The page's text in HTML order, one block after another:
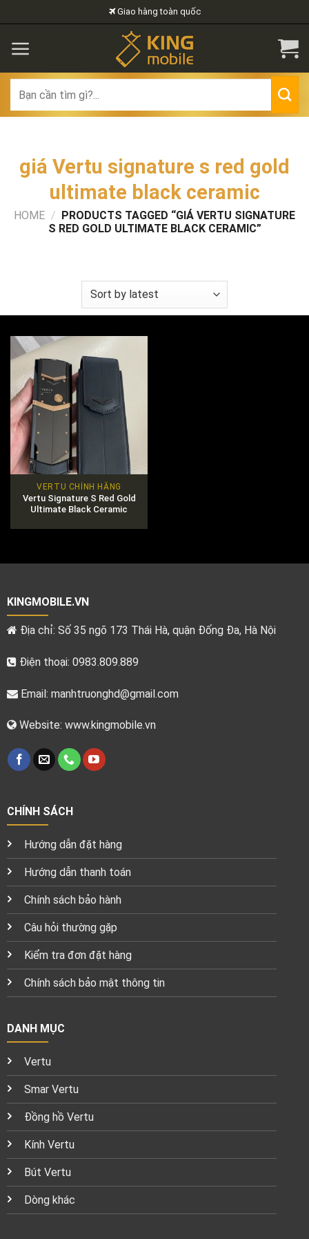
to
content
Giao hàng toàn quốc
for:
giá Vertu signature s red gold
ultimate black ceramic
HOME / PRODUCTS TAGGED “GIÁ VERTU SIGNATURE
S RED GOLD ULTIMATE BLACK CERAMIC”
VERTU CHÍNH HÃNG
Vertu Signature S Red Gold
Ultimate Black Ceramic
KINGMOBILE.VN
Địa chỉ: Số 35 ngõ 173 Thái Hà, quận Đống Đa, Hà Nội
Điện thoại: 0983.809.889
Email: manhtruonghd@gmail.com
Website: www.kingmobile.vn
CHÍNH SÁCH
Hướng dẫn đặt hàng
Hướng dẫn thanh toán
Chính sách bảo hành
Câu hỏi thường gặp
Kiểm tra đơn đặt hàng
Chính sách bảo mật thông tin
DANH MỤC
Vertu
Smar Vertu
Đồng hồ Vertu
Kính Vertu
Bút Vertu
Dòng khác